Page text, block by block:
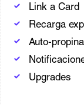
Link a Card
Recarga
Auto-propina
Upgrades